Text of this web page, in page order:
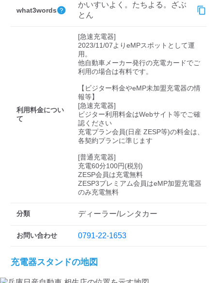
what3words
かいすいよく。たちよる。ざぶ
とん
利用料金につい
て
[急速充電器]
2023/11/07よりeMPスポットとして運
用。
他自動車メーカー発行の充電カードでご
利用の場合は有料です。
【ビジター料金やeMP未加盟充電器の情
報等】
[急速充電器]
ビジター利用料金はWebサイト等でご確
認ください
充電プラン会員(日産 ZESP等)の料金は、
各契約プランに準じます
[普通充電器]
充電60分100円(税別)
ZESP会員は充電無料
ZESP3プレミアム会員はeMP加盟充電器
のみ充電無料
分類 ディーラー/レンタカー
お問い合わせ 0791-22-1653
充電器スタンドの地図